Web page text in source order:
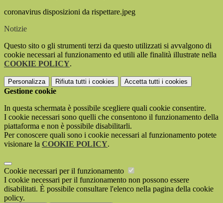
coronavirus disposizioni da rispettare.jpeg
Notizie
Questo sito o gli strumenti terzi da questo utilizzati si avvalgono di
cookie necessari al funzionamento ed utili alle finalità illustrate nella
COOKIE POLICY.
Personalizza Rifiuta tutti i cookies Accetta tutti i cookies
Gestione cookie
In questa schermata è possibile scegliere quali cookie consentire.
I cookie necessari sono quelli che consentono il funzionamento della
piattaforma e non è possibile disabilitarli.
Per conoscere quali sono i cookie necessari al funzionamento potete
visionare la COOKIE POLICY.
Cookie necessari per il funzionamento
I cookie necessari per il funzionamento non possono essere
disabilitati. È possibile consultare l'elenco nella pagina della cookie
policy.